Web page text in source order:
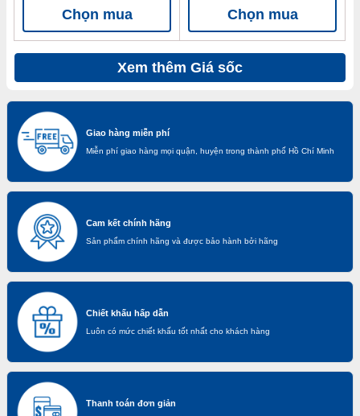
Chọn mua Chọn mua
Xem thêm Giá sốc
Giao hàng miễn phí
Miễn phí giao hàng mọi quận, huyện trong thành phố Hồ Chí Minh
Cam kết chính hãng
Sản phẩm chính hãng và được bảo hành bởi hãng
Chiết khấu hấp dẫn
Luôn có mức chiết khấu tốt nhất cho khách hàng
Thanh toán đơn giản